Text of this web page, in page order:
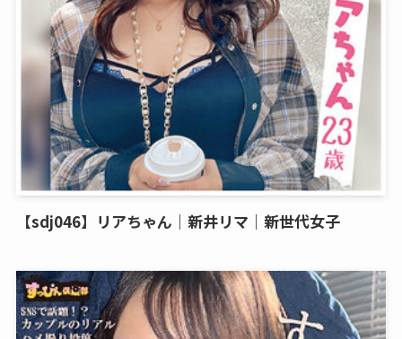
【sdj046】リアちゃん｜新井リマ｜新世代女子